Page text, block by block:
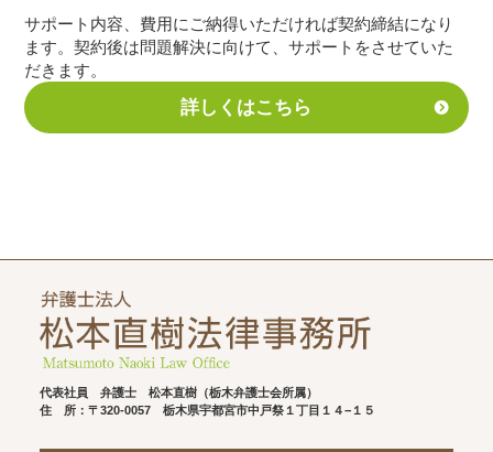
サポート内容、費用にご納得いただければ契約締結になり
ます。契約後は問題解決に向けて、サポートをさせていた
だきます。
詳しくはこちら
代表社員 弁護士 松本直樹（栃木弁護士会所属）
住 所：〒320-0057 栃木県宇都宮市中戸祭１丁目１４−１５